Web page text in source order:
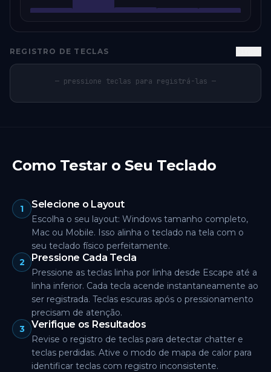
REGISTRO DE TECLAS
— pressione teclas para registrá-las —
Como Testar o Seu Teclado
1 Selecione o Layout
Escolha o seu layout: Windows tamanho completo,
Mac ou Mobile. Isso alinha o teclado na tela com o
seu teclado físico perfeitamente.
2
Pressione Cada Tecla
Pressione as teclas linha por linha desde Escape até a
linha inferior. Cada tecla acende instantaneamente ao
ser registrada. Teclas escuras após o pressionamento
precisam de atenção.
3
Verifique os Resultados
Revise o registro de teclas para detectar chatter e
teclas perdidas. Ative o modo de mapa de calor para
identificar teclas com registro inconsistente.